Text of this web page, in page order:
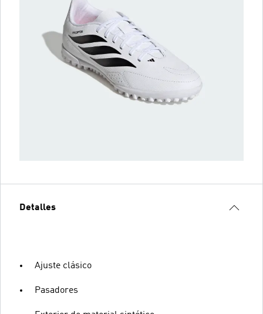
Detalles
Ajuste clásico
Pasadores